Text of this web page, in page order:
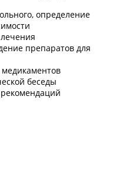
определение
препаратов для
беседы